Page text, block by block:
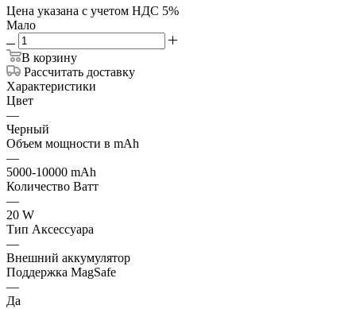
Цена указана с учетом НДС 5%
Мало
В корзину
Рассчитать доставку
Характеристики
Цвет
—
Черный
Объем мощности в mAh
—
5000-10000 mAh
Количество Ватт
—
20 W
Тип Аксессуара
—
Внешний аккумулятор
Поддержка MagSafe
—
Да